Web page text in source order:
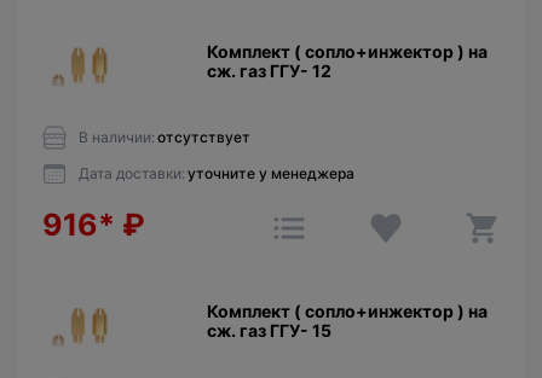
Комплект ( сопло+инжектор ) на
сж. газ ГГУ- 12
В наличии: отсутствует
Дата доставки: уточните у менеджера
916* ₽
Комплект ( сопло+инжектор ) на
сж. газ ГГУ- 15